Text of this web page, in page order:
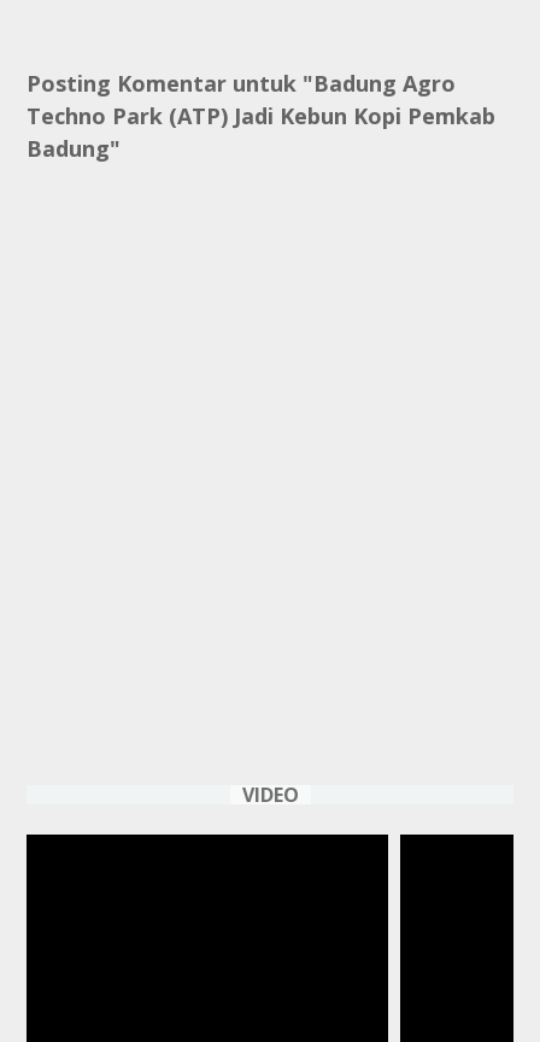
Posting Komentar untuk "Badung Agro
Techno Park (ATP) Jadi Kebun Kopi Pemkab
Badung"
VIDEO